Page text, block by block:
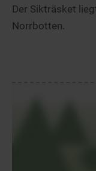
Der Sikträsket
Norrbotten.